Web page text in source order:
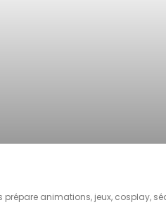
prépare animations, jeux, cosplay,